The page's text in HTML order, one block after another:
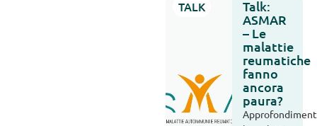
TALK
Talk:
ASMAR
– Le
malattie
reumatiche
fanno
ancora
paura?